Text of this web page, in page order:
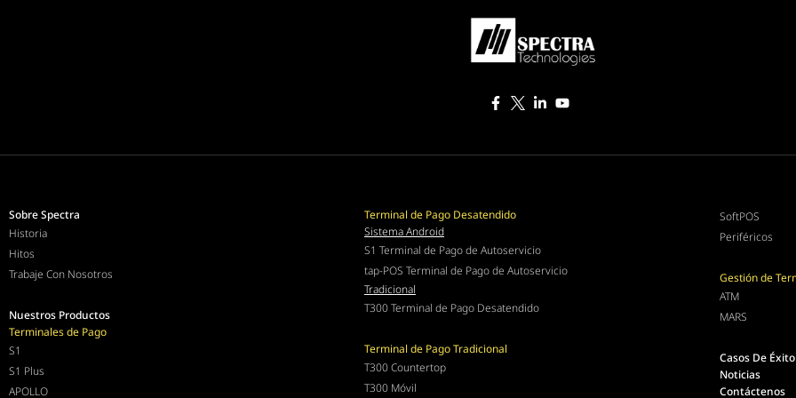
Sobre Spectra
Historia
Hitos
Trabaje Con Nosotros
Nuestros Productos
Terminales de Pago
S1
S1 Plus
APOLLO
Terminal de Pago Desatendido
Sistema Android
S1 Terminal de Pago de Autoservicio
tap-POS Terminal de Pago de Autoservicio
Tradicional
T300 Terminal de Pago Desatendido
Terminal de Pago Tradicional
T300 Countertop
T300 Móvil
SoftPOS
Periféricos
Gestión de
ATM
MARS
Casos De Éxito
Noticias
Contáctenos